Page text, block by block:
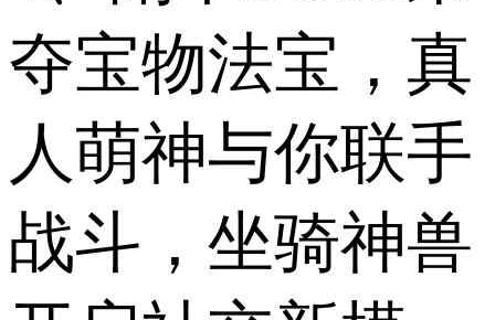
夺宝物法宝，真
人萌神与你联手
战斗，坐骑神兽